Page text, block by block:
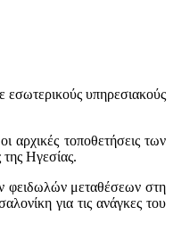
εσωτερικούς υπηρεσιακούς
αρχικές τοποθετήσεις των
Ηγεσίας.
φειδωλών μεταθέσεων στη
για τις ανάγκες του